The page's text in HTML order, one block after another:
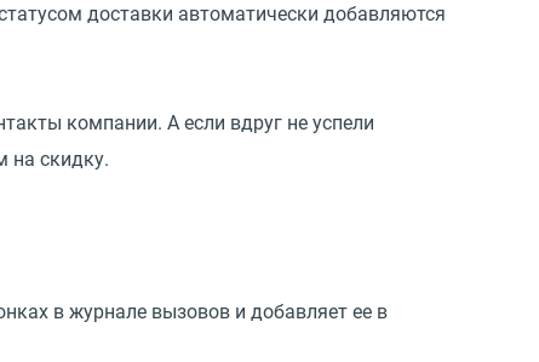
доставки автоматически добавляются
компании. А если вдруг не успели
на скидку.
в журнале вызовов и добавляет ее в